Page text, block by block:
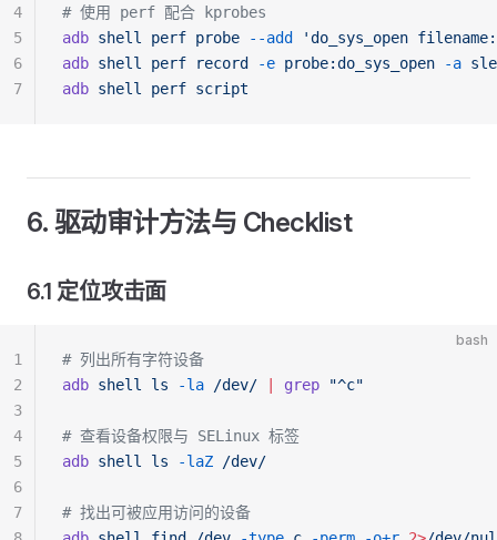
# 使用 perf 配合 kprobes
adb shell perf probe --add
'do_sys_open
adb shell perf record -e probe:do_sys_open -a
adb shell perf script
4
5
6
7
6. 驱动审计方法与 Checklist
6.1 定位攻击面
bash
# 列出所有字符设备
adb shell ls -la /dev/ grep "^c"
# 查看设备权限与 SELinux 标签
adb shell ls -laZ /dev/
# 找出可被应用访问的设备
1
2
3
4
5
6
7